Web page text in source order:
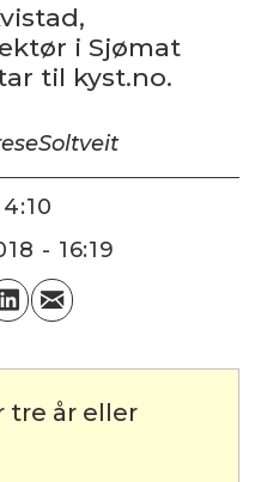
i Sjømat
til kyst.no.
Soltveit
- 16:19
tre år eller